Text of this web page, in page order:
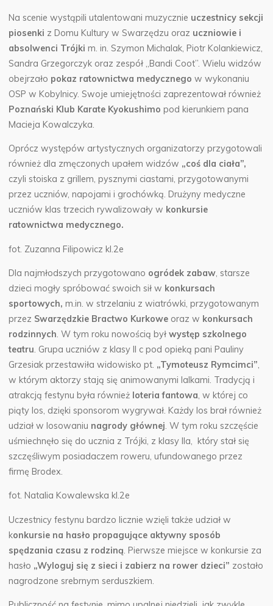
Na scenie wystąpili utalentowani muzycznie uczestnicy sekcji
piosenki z Domu Kultury w Swarzędzu oraz uczniowie i
absolwenci Trójki m. in. Szymon Michalak, Piotr Kolankiewicz,
Sandra Grzegorczyk oraz zespół „Bandi Coot”. Wielu widzów
obejrzało pokaz ratownictwa medycznego w wykonaniu
OSP w Kobylnicy. Swoje umiejętności zaprezentował również
Poznański Klub Karate Kyokushimo pod kierunkiem pana
Macieja Kowalczyka.
Oprócz występów artystycznych organizatorzy przygotowali
również dla zmęczonych upałem widzów „coś dla ciała”,
czyli stoiska z grillem, pysznymi ciastami, przygotowanymi
przez uczniów, napojami i grochówką. Drużyny medyczne
uczniów klas trzecich rywalizowały w konkursie
ratownictwa medycznego.
fot. Zuzanna Filipowicz kl.2e
Dla najmłodszych przygotowano ogródek zabaw, starsze
dzieci mogły spróbować swoich sił w konkursach
sportowych, m.in. w strzelaniu z wiatrówki, przygotowanym
przez Swarzędzkie Bractwo Kurkowe oraz w konkursach
rodzinnych. W tym roku nowością byłwystęp szkolnego
teatru. Grupa uczniów z klasy II c pod opieką pani Pauliny
Grzesiak przestawiła widowisko pt. „Tymoteusz Rymcimci”,
w którym aktorzy stają się animowanymi lalkami. Tradycją i
atrakcją festynu była również loteria fantowa, w której co
piąty los, dzięki sponsorom wygrywał. Każdy los brał również
udział w losowaniu nagrody głównej. W tym roku szczęście
uśmiechnęło się do ucznia z Trójki, z klasy IIa, który stał się
szczęśliwym posiadaczem roweru, ufundowanego przez
firmę Brodex.
fot. Natalia Kowalewska kl.2e
Uczestnicy festynu bardzo licznie wzięli także udział w
konkursie na hasło propagujące aktywny sposób
spędzania czasu z rodziną. Pierwsze miejsce w konkursie za
hasło „Wyloguj się z sieci i zabierz na rower dzieci” zostało
nagrodzone srebrnym serduszkiem.